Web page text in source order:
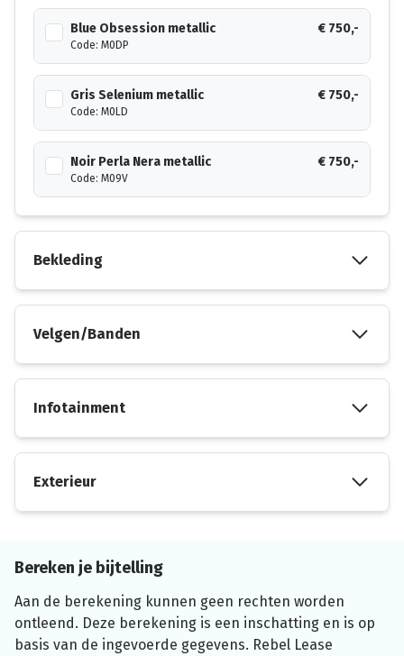
Blue Obsession metallic
Code: M0DP
€ 750,-
Gris Selenium metallic
Code: M0LD
€ 750,-
Noir Perla Nera metallic
Code: M09V
€ 750,-
Bekleding
Velgen/Banden
Infotainment
Exterieur
Bereken je bijtelling
Aan de berekening kunnen geen rechten worden
ontleend. Deze berekening is een inschatting en is op
basis van de ingevoerde gegevens. Rebel Lease